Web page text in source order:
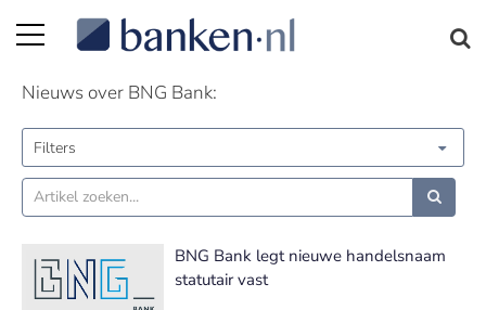
BNG Bank nieuws | Pagina 4
Nieuws over BNG Bank:
Filters
BNG Bank legt nieuwe handelsnaam
statutair vast